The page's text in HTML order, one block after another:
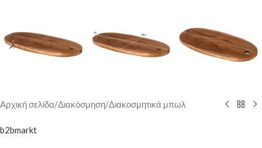
Αρχική σελίδα/Διακόσμηση/Διακοσμητικά μπωλ
b2bmarkt